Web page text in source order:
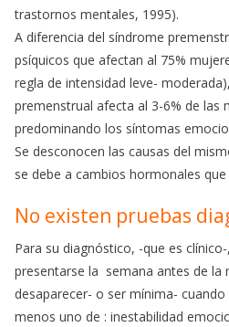
trastornos mentales, 1995).
A diferencia del síndrome
psíquicos que afectan al 75%
regla de intensidad leve-
premenstrual afecta al 3-6% de las
predominando los síntomas
Se desconocen las causas del
se debe a cambios hormonales
No existen pruebas
Para su diagnóstico, -que es
presentarse la semana antes de la
desaparecer- o ser mínima-
menos uno de : inestabilidad